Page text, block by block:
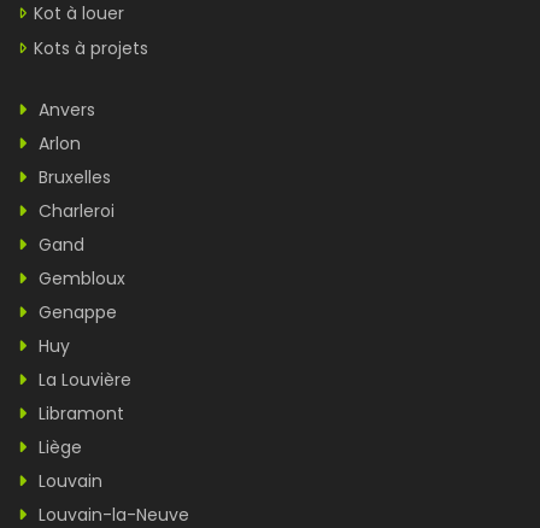
Kot à louer
Kots à projets
Anvers
Arlon
Bruxelles
Charleroi
Gand
Gembloux
Genappe
Huy
La Louvière
Libramont
Liège
Louvain
Louvain-la-Neuve